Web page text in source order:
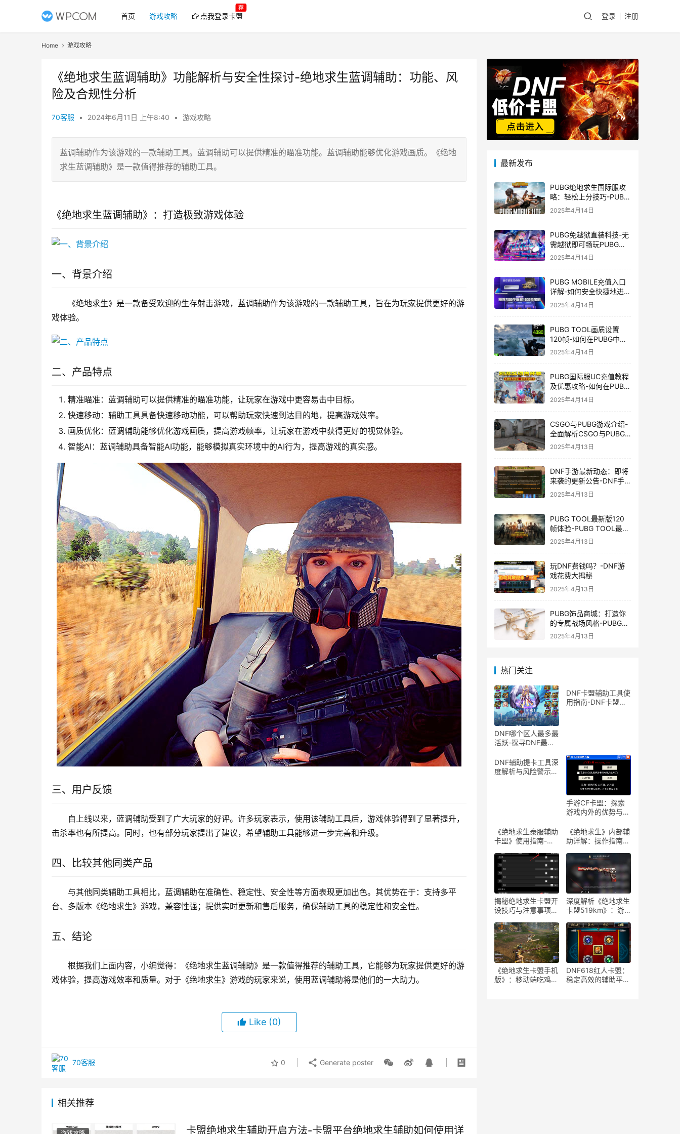
首页 游戏攻略 点我登录卡盟
荐
登录 注册
Home 游戏攻略
《绝地求生蓝调辅助》功能解析与安全性探讨-绝地求生蓝调辅助：功能、风
险及合规性分析
70客服 • 2024年6月11日 上午8:40 • 游戏攻略
蓝调辅助作为该游戏的一款辅助工具。蓝调辅助可以提供精准的瞄准功能。蓝调辅助能够优化游戏画质。《绝地
求生蓝调辅助》是一款值得推荐的辅助工具。
《绝地求生蓝调辅助》：打造极致游戏体验
一、背景介绍
《绝地求生》是一款备受欢迎的生存射击游戏，蓝调辅助作为该游戏的一款辅助工具，旨在为玩家提供更好的游
戏体验。
二、产品特点
精准瞄准：蓝调辅助可以提供精准的瞄准功能，让玩家在游戏中更容易击中目标。
快速移动：辅助工具具备快速移动功能，可以帮助玩家快速到达目的地，提高游戏效率。
画质优化：蓝调辅助能够优化游戏画质，提高游戏帧率，让玩家在游戏中获得更好的视觉体验。
智能AI：蓝调辅助具备智能AI功能，能够模拟真实环境中的AI行为，提高游戏的真实感。
三、用户反馈
自上线以来，蓝调辅助受到了广大玩家的好评。许多玩家表示，使用该辅助工具后，游戏体验得到了显著提升，
击杀率也有所提高。同时，也有部分玩家提出了建议，希望辅助工具能够进一步完善和升级。
四、比较其他同类产品
与其他同类辅助工具相比，蓝调辅助在准确性、稳定性、安全性等方面表现更加出色。其优势在于：支持多平
台、多版本《绝地求生》游戏，兼容性强；提供实时更新和售后服务，确保辅助工具的稳定性和安全性。
五、结论
根据我们上面内容，小编觉得：《绝地求生蓝调辅助》是一款值得推荐的辅助工具，它能够为玩家提供更好的游
戏体验，提高游戏效率和质量。对于《绝地求生》游戏的玩家来说，使用蓝调辅助将是他们的一大助力。
Like (0)
70客服 0 Generate poster
相关推荐
卡盟绝地求生辅助开启方法-卡盟平台绝地求生辅助如何使用详
最新发布
PUBG绝地求生国际服攻
略：轻松上分技巧-PUBG
绝地求生国际服新手入门
2025年4月14日
PUBG免越狱直装科技-无
需越狱即可畅玩PUBG的
安装技巧
2025年4月14日
PUBG MOBILE充值入口
详解-如何安全快捷地进行
PUBG MOBILE充值
2025年4月14日
PUBG TOOL画质设置
120帧-如何在PUBG中使
用PUBG TOOL实现120
2025年4月14日
PUBG国际服UC充值教程
及优惠攻略-如何在PUBG
国际服中进行高效且安全
的UC充值
2025年4月14日
CSGO与PUBG游戏介绍-
全面解析CSGO与PUBG
这两款热门射击游戏
2025年4月13日
DNF手游最新动态：即将
来袭的更新公告-DNF手
游最新消息与更新时间表
2025年4月13日
PUBG TOOL最新版120
帧体验-PUBG TOOL最新
版120帧游戏体验优化
2025年4月13日
玩DNF费钱吗？-DNF游
戏花费大揭秘
2025年4月13日
PUBG饰品商城：打造你
的专属战场风格-PUBG游
戏内饰品购买指南
2025年4月13日
热门关注
DNF哪个区人最多最
活跃-探寻DNF最热
游戏天堂
DNF卡盟辅助工具使
用指南-DNF卡盟辅
DNF辅助提卡工具深
度解析与风险警示-
手游CF卡盟：探索
游戏内外的优势与合
盟：深入解析游戏产
业中的联盟与合作策
《绝地求生泰服辅助
卡盟》使用指南-
卡盟》体验分享及使
用技巧
《绝地求生》内部辅
助详解：操作指南与
生》内部辅助软件使
用教程与注意事项
揭秘绝地求生卡盟开
设技巧与注意事项-
绝地求生游戏卡盟平
台
深度解析《绝地求生
卡盟519km》：游
《绝地求生》卡盟
519km：揭秘高端
玩家生存与竞技秘籍
《绝地求生卡盟手机
版》：移动端吃鸡新
DNF618红人卡盟：
稳定高效的辅助平台